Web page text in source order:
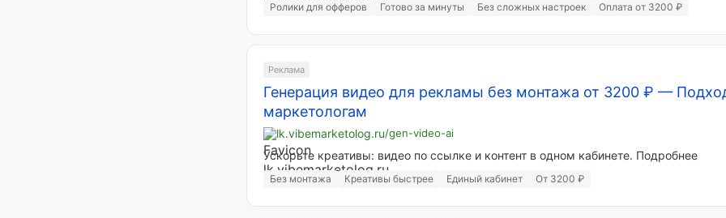
Ролики для офферов Готово за минуты Без сложных настроек Оплата от 3200 ₽
Реклама
Генерация видео для рекламы без монтажа от 3200 ₽ —
маркетологам
lk.vibemarketolog.ru/gen-video-ai
Ускорьте креативы: видео по ссылке и контент в одном кабинете. Подробнее
Без монтажа Креативы быстрее Единый кабинет От 3200 ₽